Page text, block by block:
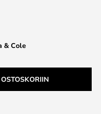
& Cole